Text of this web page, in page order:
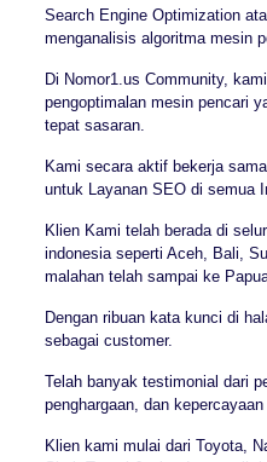
Search Engine Optimization
menganalisis algoritma mesin
Di Nomor1.us Community,
pengoptimalan mesin pencari
tepat sasaran.
Kami secara aktif bekerja
untuk Layanan SEO di semua
Klien Kami telah berada di
indonesia seperti Aceh, Bali,
malahan telah sampai ke
Dengan ribuan kata kunci di
sebagai customer.
Telah banyak testimonial dari
penghargaan, dan
Klien kami mulai dari Toyota,